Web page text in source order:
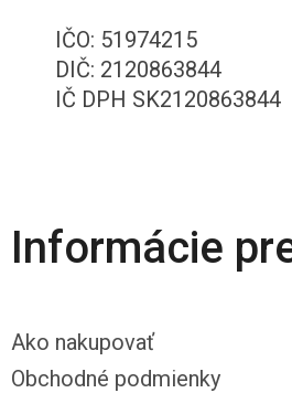
IČO: 51974215
DIČ: 2120863844
IČ DPH SK2120863844
Informácie
Ako nakupovať
Obchodné podmienky